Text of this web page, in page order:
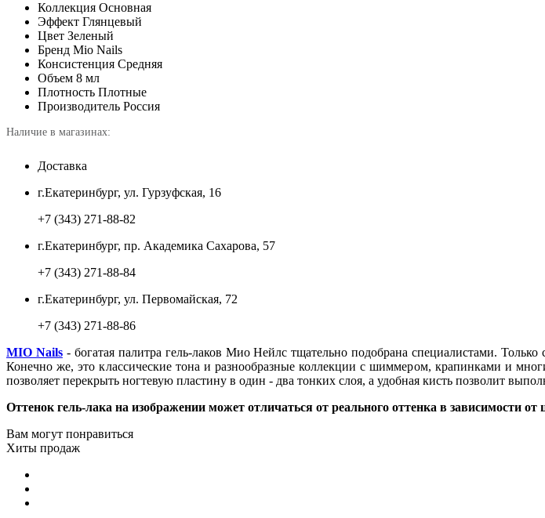
Коллекция Основная
Эффект Глянцевый
Цвет Зеленый
Бренд Mio Nails
Консистенция Средняя
Объем 8 мл
Плотность Плотные
Производитель Россия
Наличие в магазинах:
Доставка
г.Екатеринбург, ул. Гурзуфская, 16
+7 (343) 271-88-82
г.Екатеринбург, пр. Академика Сахарова, 57
+7 (343) 271-88-84
г.Екатеринбург, ул. Первомайская, 72
+7 (343) 271-88-86
MIO Nails- богатая палитра гель-лаков Мио Нейлс тщательно подобрана специалистами.
Конечно же, это классические тона и разнообразные коллекции с шиммером, крапинками и
позволяет перекрыть ногтевую пластину в один - два тонких слоя, а удобная кисть позволит
Оттенок гель-лака на изображении может отличаться от реального оттенка в зависимости от
Вам могут понравиться
Хиты продаж